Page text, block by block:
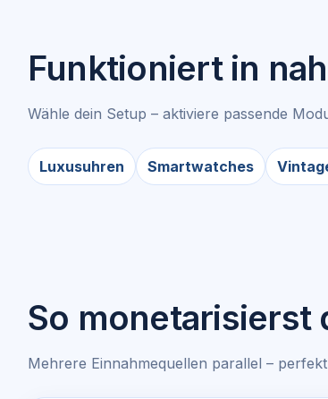
Funktioniert in
Wähle dein Setup – aktiviere passende
Luxusuhren Smartwatches
So monetarisierst
Mehrere Einnahmequellen parallel –